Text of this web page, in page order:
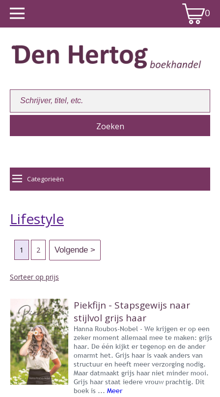
0
Winkelwagen:0
Categorieën
Lifestyle
1 2
Sorteer op prijs
Piekfijn - Stapsgewijs naar
stijlvol grijs haar
Hanna Roubos-Nobel - We krijgen er op een
zeker moment allemaal mee te maken: grijs
haar. De één kijkt er tegenop en de ander
omarmt het. Grijs haar is vaak anders van
structuur en heeft meer verzorging nodig.
Maar datmaakt grijs haar niet minder mooi.
Grijs haar staat iedere vrouw prachtig. Dit
boek is ... Meer